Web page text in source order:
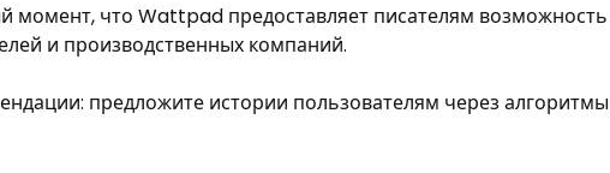
момент, что Wattpad предоставляет писателям возможность
и производственных компаний.
предложите истории пользователям через